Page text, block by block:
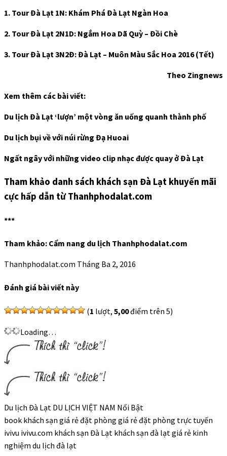
1. Tour Đà Lạt 1N: Khám Phá Đà Lạt Ngàn Hoa
2. Tour Đà Lạt 2N1D: Ngắm Hoa Dã Quỳ – Đồi Chè
3. Tour Đà Lạt 3N2Đ: Đà Lạt – Muôn Màu Sắc Hoa 2016 (Tết)
Theo Zingnews
Xem thêm các bài viết:
Du lịch Đà Lạt ‘lượn’ một vòng ăn uống quanh thành phố
Du lịch bụi về với núi rừng Đạ Huoai
Ngất ngây với những video clip nhạc được quay ở Đà Lạt
Tham khảo danh sách khách sạn Đà Lạt khuyến mãi
cực hấp dẫn từ Thanhphodalat.com
***
Tham khảo: Cẩm nang du lịch Thanhphodalat.com
Thanhphodalat.com Tháng Ba 2, 2016
Đánh giá bài viết này
(1 lượt, 5,00điểm trên 5)
Loading…
Du lịch Đà Lạt DU LỊCH VIỆT NAM Nổi Bật
book khách sạn giá rẻ đặt phòng giá rẻ đặt phòng trực tuyến
ivivu ivivu.com khách sạn Đà Lạt khách sạn đà lạt giá rẻ kinh
nghiệm du lịch đà lạt